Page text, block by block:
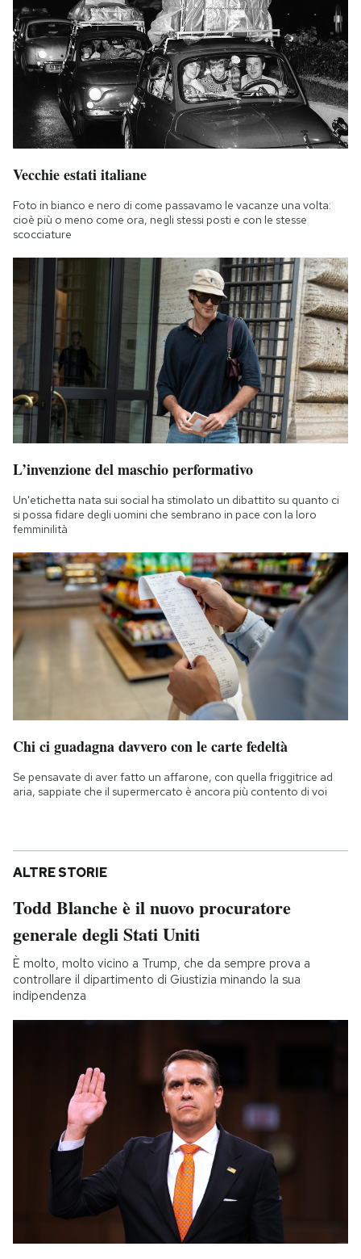
Vecchie estati italiane
Foto in bianco e nero di come passavamo le vacanze una volta:
cioè più o meno come ora, negli stessi posti e con le stesse
scocciature
L’invenzione del maschio performativo
Un'etichetta nata sui social ha stimolato un dibattito su quanto ci
si possa fidare degli uomini che sembrano in pace con la loro
femminilità
Chi ci guadagna davvero con le carte fedeltà
Se pensavate di aver fatto un affarone, con quella friggitrice ad
aria, sappiate che il supermercato è ancora più contento di voi
ALTRE STORIE
Todd Blanche è il nuovo procuratore
generale degli Stati Uniti
È molto, molto vicino a Trump, che da sempre prova a
controllare il dipartimento di Giustizia minando la sua
indipendenza